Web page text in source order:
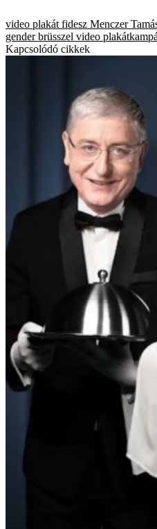
video plakát fidesz Menczer
gender brüsszel video
Kapcsolódó cikkek